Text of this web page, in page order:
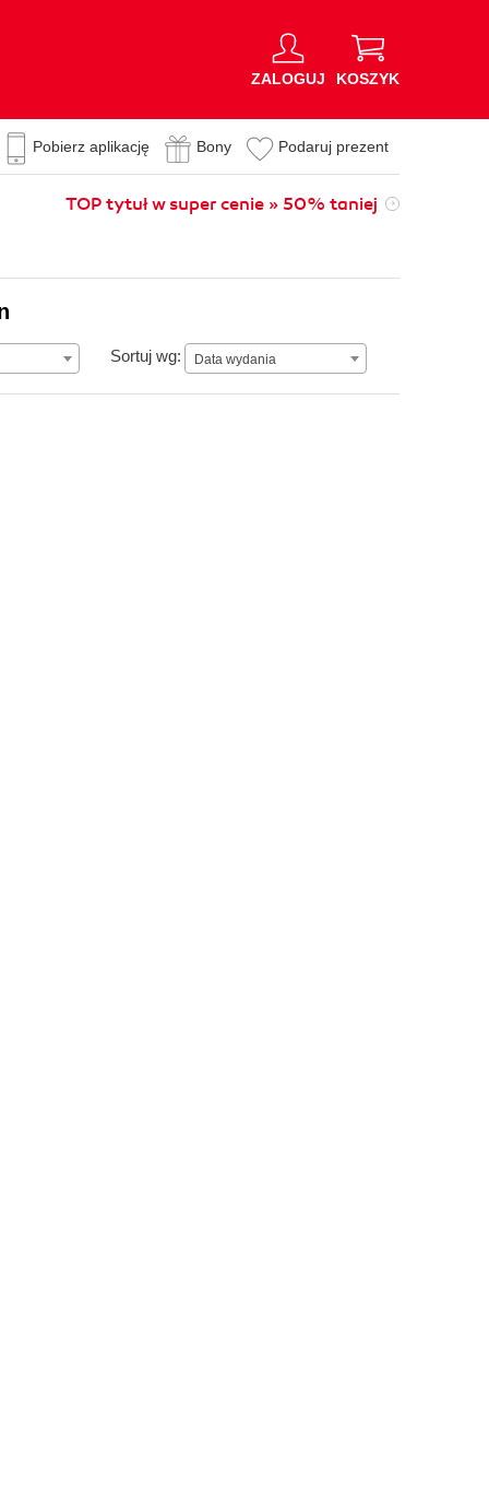
ZALOGUJ KOSZYK
Pobierz aplikację Bony Podaruj prezent
TOP tytuł w super cenie » 50% taniej
Sortuj wg: Data wydania
Data wydania